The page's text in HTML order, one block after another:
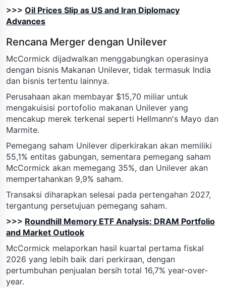
>>> Oil Prices Slip as US and Iran Diplomacy
Advances
Rencana Merger dengan Unilever
McCormick dijadwalkan menggabungkan operasinya
dengan bisnis Makanan Unilever, tidak termasuk India
dan bisnis tertentu lainnya.
Perusahaan akan membayar $15,70 miliar untuk
mengakuisisi portofolio makanan Unilever yang
mencakup merek terkenal seperti Hellmann's Mayo dan
Marmite.
Pemegang saham Unilever diperkirakan akan memiliki
55,1% entitas gabungan, sementara pemegang saham
McCormick akan memegang 35%, dan Unilever akan
mempertahankan 9,9% saham.
Transaksi diharapkan selesai pada pertengahan 2027,
tergantung persetujuan pemegang saham.
>>> Roundhill Memory ETF Analysis: DRAM Portfolio
and Market Outlook
McCormick melaporkan hasil kuartal pertama fiskal
2026 yang lebih baik dari perkiraan, dengan
pertumbuhan penjualan bersih total 16,7% year-over-
year.